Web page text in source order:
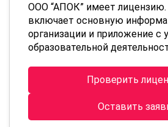
ООО “АПОК” имеет
включает основную
организации и приложение с
образовательной
Проверить
Оставить